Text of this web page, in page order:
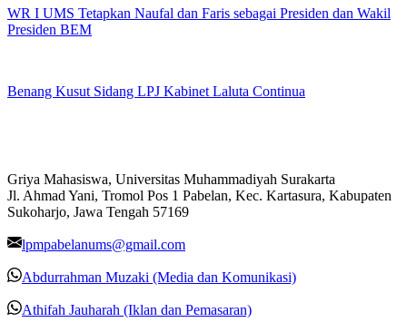
WR I UMS Tetapkan Naufal dan Faris sebagai Presiden dan Wakil
Presiden BEM
Benang Kusut Sidang LPJ Kabinet Laluta Continua
Griya Mahasiswa, Universitas Muhammadiyah Surakarta
Jl. Ahmad Yani, Tromol Pos 1 Pabelan, Kec. Kartasura, Kabupaten
Sukoharjo, Jawa Tengah 57169
lpmpabelanums@gmail.com
Abdurrahman Muzaki (Media dan Komunikasi)
Athifah Jauharah (Iklan dan Pemasaran)